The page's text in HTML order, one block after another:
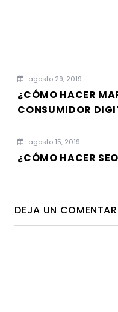
agosto 29, 2019
¿CÓMO HACER
CONSUMIDOR
agosto 15, 2019
¿CÓMO HACER
DEJA UN